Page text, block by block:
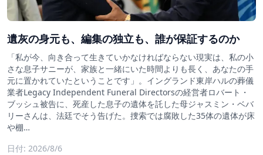
遺灰の身元も、編集の独立も、誰が保証するのか
「私が今、向き合って生きていかなければならない現実は、私の小
さな息子サニーが、家族と一緒にいた時間よりも長く、あなたの手
元に置かれていたということです」。イングランド東岸ハルの葬儀
業者Legacy Independent Funeral Directorsの経営者ロバート・
ブッシュ被告に、死産した息子の遺体を託した母ジャスミン・ベバ
リーさんは、法廷でそう告げた。捜索では腐敗した35体の遺体が床
や棚…
日付: 2026/8/6